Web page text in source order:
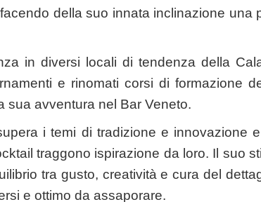
della suo innata inclinazione una
in diversi locali di tendenza della
e rinomati corsi di formazione
sua avventura nel Bar Veneto.
i temi di tradizione e innovazione
traggono ispirazione da loro. Il suo
tra gusto, creatività e cura del
e ottimo da assaporare.